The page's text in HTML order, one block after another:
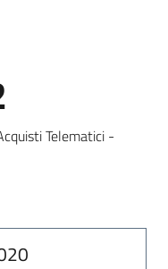
Telematici -